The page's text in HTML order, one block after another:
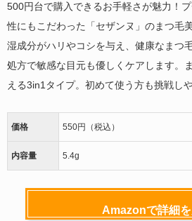
500円台で購入できるお手軽さが魅力！
性にもこだわった「セザンヌ」のまつ毛
湿成分がハリやコシを与え、健康なまつ
処方で敏感な目元も優しくケアします。
える3in1タイプ。初めて使う方も挑戦し
価格 550円（税込）
内容量 5.4g
Amazonで詳細